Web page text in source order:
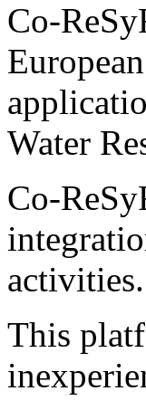
Co-
Water
Co-
activities.
This